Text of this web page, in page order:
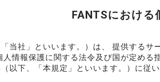
FANTSにおける
当社」といいます。）は、 提供する
情報保護に関する法令及び国が定め
以下、「本規定」といいます。）に従